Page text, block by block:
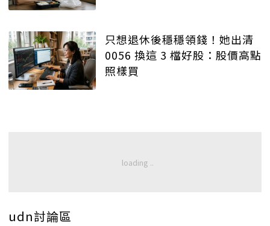
只想退休後穩穩領錢！她出清
0056 換這 3 檔好股：股價高點
照樣買
udn討論區